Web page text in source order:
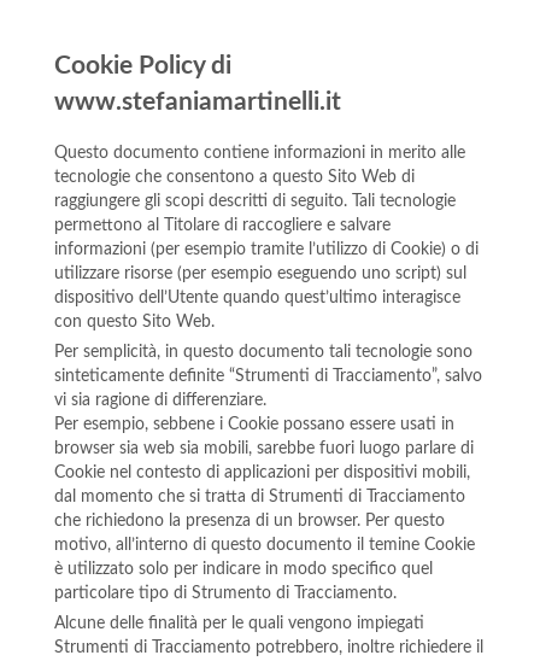
Cookie Policy di
www.stefaniamartinelli.it
Questo documento contiene informazioni in merito alle
tecnologie che consentono a questo Sito Web di
raggiungere gli scopi descritti di seguito. Tali tecnologie
permettono al Titolare di raccogliere e salvare
informazioni (per esempio tramite l’utilizzo di Cookie) o di
utilizzare risorse (per esempio eseguendo uno script) sul
dispositivo dell’Utente quando quest’ultimo interagisce
con questo Sito Web.
Per semplicità, in questo documento tali tecnologie sono
sinteticamente definite “Strumenti di Tracciamento”, salvo
vi sia ragione di differenziare.
Per esempio, sebbene i Cookie possano essere usati in
browser sia web sia mobili, sarebbe fuori luogo parlare di
Cookie nel contesto di applicazioni per dispositivi mobili,
dal momento che si tratta di Strumenti di Tracciamento
che richiedono la presenza di un browser. Per questo
motivo, all’interno di questo documento il temine Cookie
è utilizzato solo per indicare in modo specifico quel
particolare tipo di Strumento di Tracciamento.
Alcune delle finalità per le quali vengono impiegati
Strumenti di Tracciamento potrebbero, inoltre richiedere il